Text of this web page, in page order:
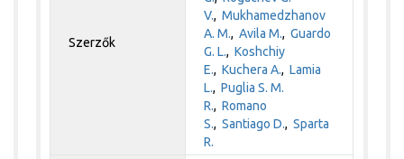
Szerzők
V.,Mukhamedzhanov
A. M.,Avila M.,Guardo
G. L.,Koshchiy
E.,Kuchera A.,Lamia
L.,Puglia S. M.
R.,Romano
S.,Santiago D.,Sparta
R.